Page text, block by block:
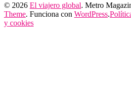
© 2026 El viajero global. Metro
Theme. Funciona con WordPress.
y cookies